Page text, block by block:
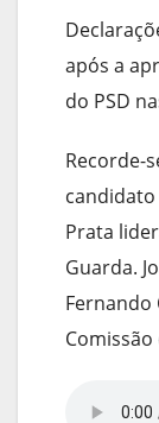
após a
do PSD
Recorde-
candidato
Prata
Guarda.
Fernando